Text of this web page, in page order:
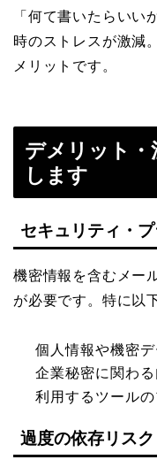
「何て書いたらいい
時のストレスが激減
メリットです。
デメリット・
します
セキュリティ・
機密情報を含むメー
が必要です。特に以
個人情報や機密
企業秘密に関わ
利用するツール
過度の依存リスク